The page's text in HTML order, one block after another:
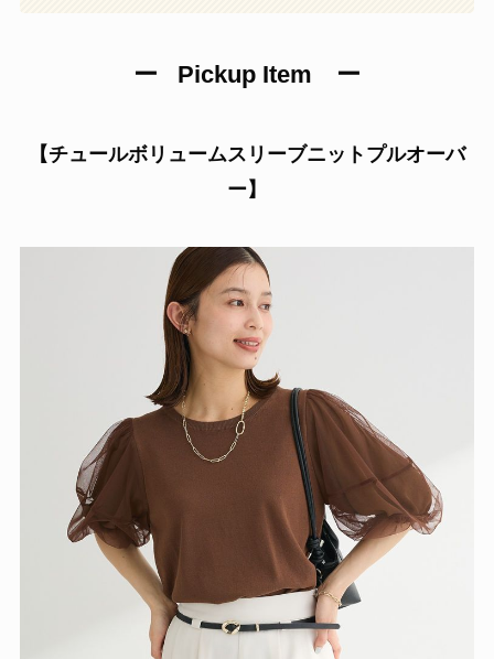
👉 今の気温にちょうどいい服をチェック
▶
半袖がちょうどいい初夏の陽気☀️
最高気温25℃以上の服装
✔
服装選びのポイント
・汗ばむ日も増えるため
通気性の良い素材や機能性を意識